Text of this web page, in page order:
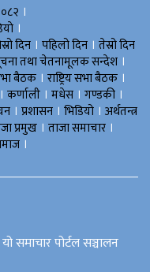
।
।
दिन । पहिलो दिन । तेस्रो दिन
तथा चेतनामूलक सन्देश ।
बैठक । राष्ट्रिय सभा बैठक ।
। कर्णाली । मधेस । गण्डकी ।
। प्रशासन । भिडियो । अर्थतन्त्र
प्रमुख । ताजा समाचार ।
।
समाचार पोर्टल सञ्चालन